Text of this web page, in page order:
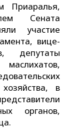
Приаралья,
Сената
участие
вице-
депутаты
в
органов,